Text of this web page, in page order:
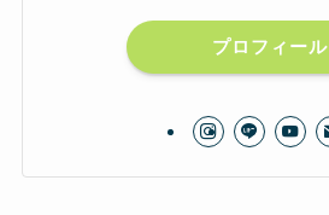
プロフィール